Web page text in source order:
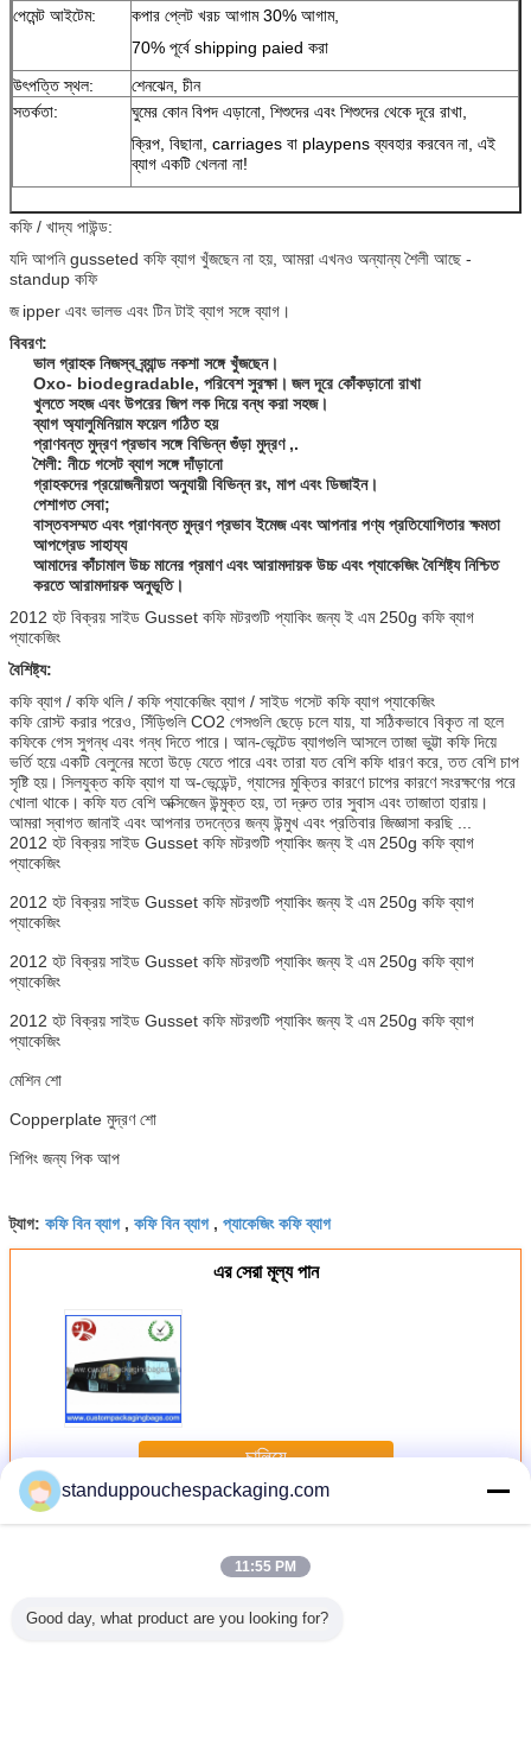
পেমেন্ট আইটেম:
কপার প্লেট খরচ আগাম 30% আগাম,
70% পূর্বে shipping paied করা
উৎপত্তি স্থল:
শেনঝেন, চীন
সতর্কতা:
ঘুমের কোন বিপদ এড়ানো, শিশুদের এবং শিশুদের থেকে দূরে রাখা,
ক্রিপ, বিছানা, carriages বা playpens ব্যবহার করবেন না, এই
ব্যাগ একটি খেলনা না!
কফি / খাদ্য পাউন্ড:
যদি আপনি gusseted কফি ব্যাগ খুঁজছেন না হয়, আমরা এখনও অন্যান্য শৈলী আছে -
standup কফি
জ ipper এবং ভালভ এবং টিন টাই ব্যাগ সঙ্গে ব্যাগ।
বিবরণ:
ভাল গ্রাহক নিজস্ব ব্র্যান্ড নকশা সঙ্গে খুঁজছেন।
Oxo- biodegradable, পরিবেশ সুরক্ষা। জল দূরে কোঁকড়ানো রাখা
খুলতে সহজ এবং উপরের জিপ লক দিয়ে বন্ধ করা সহজ।
ব্যাগ অ্যালুমিনিয়াম ফয়েল গঠিত হয়
প্রাণবন্ত মুদ্রণ প্রভাব সঙ্গে বিভিন্ন গুঁড়া মুদ্রণ ,.
শৈলী: নীচে গসেট ব্যাগ সঙ্গে দাঁড়ানো
গ্রাহকদের প্রয়োজনীয়তা অনুযায়ী বিভিন্ন রং, মাপ এবং ডিজাইন।
পেশাগত সেবা;
বাস্তবসম্মত এবং প্রাণবন্ত মুদ্রণ প্রভাব ইমেজ এবং আপনার পণ্য প্রতিযোগিতার ক্ষমতা
আপগ্রেড সাহায্য
আমাদের কাঁচামাল উচ্চ মানের প্রমাণ এবং আরামদায়ক উচ্চ এবং প্যাকেজিং বৈশিষ্ট্য নিশ্চিত
করতে আরামদায়ক অনুভূতি।
2012 হট বিক্রয় সাইড Gusset কফি মটরশুটি প্যাকিং জন্য ই এম 250g কফি ব্যাগ
প্যাকেজিং
বৈশিষ্ট্য:
কফি ব্যাগ / কফি থলি / কফি প্যাকেজিং ব্যাগ / সাইড গসেট কফি ব্যাগ প্যাকেজিং
কফি রোস্ট করার পরেও, সিঁড়িগুলি CO2 গেসগুলি ছেড়ে চলে যায়, যা সঠিকভাবে বিকৃত না হলে
কফিকে গেস সুগন্ধ এবং গন্ধ দিতে পারে। আন-ভেন্টেড ব্যাগগুলি আসলে তাজা ভুট্টা কফি দিয়ে
ভর্তি হয়ে একটি বেলুনের মতো উড়ে যেতে পারে এবং তারা যত বেশি কফি ধারণ করে, তত বেশি চাপ
সৃষ্টি হয়। সিলযুক্ত কফি ব্যাগ যা অ-ভেন্ডেন্ট, গ্যাসের মুক্তির কারণে চাপের কারণে সংরক্ষণের পরে
খোলা থাকে। কফি যত বেশি অক্সিজেন উন্মুক্ত হয়, তা দ্রুত তার সুবাস এবং তাজাতা হারায়।
আমরা স্বাগত জানাই এবং আপনার তদন্তের জন্য উন্মুখ এবং প্রতিবার জিজ্ঞাসা করছি ...
2012 হট বিক্রয় সাইড Gusset কফি মটরশুটি প্যাকিং জন্য ই এম 250g কফি ব্যাগ
প্যাকেজিং
2012 হট বিক্রয় সাইড Gusset কফি মটরশুটি প্যাকিং জন্য ই এম 250g কফি ব্যাগ
প্যাকেজিং
2012 হট বিক্রয় সাইড Gusset কফি মটরশুটি প্যাকিং জন্য ই এম 250g কফি ব্যাগ
প্যাকেজিং
2012 হট বিক্রয় সাইড Gusset কফি মটরশুটি প্যাকিং জন্য ই এম 250g কফি ব্যাগ
প্যাকেজিং
মেশিন শো
Copperplate মুদ্রণ শো
শিপিং জন্য পিক আপ
ট্যাগ: কফি বিন ব্যাগ, কফি বিন ব্যাগ, প্যাকেজিং কফি ব্যাগ
এর সেরা মূল্য পান
চালিয়ে
অধিকCoffee Packaging Bags
standuppouchespackaging.com
11:55 PM
Good day, what product are you looking for?